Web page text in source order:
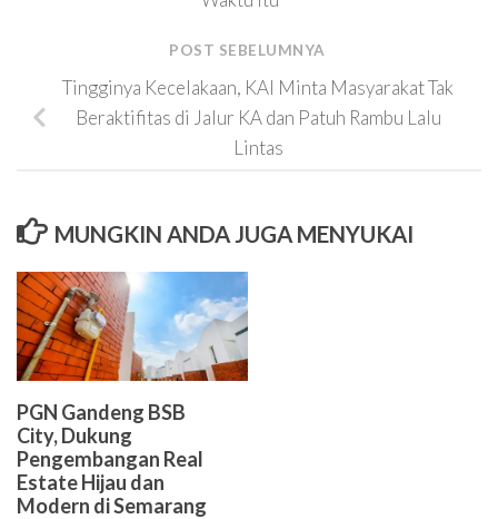
POST SEBELUMNYA
Tingginya Kecelakaan, KAI Minta Masyarakat Tak
Beraktifitas di Jalur KA dan Patuh Rambu Lalu
Lintas
MUNGKIN ANDA JUGA MENYUKAI
PGN Gandeng BSB
City, Dukung
Pengembangan Real
Estate Hijau dan
Modern di Semarang